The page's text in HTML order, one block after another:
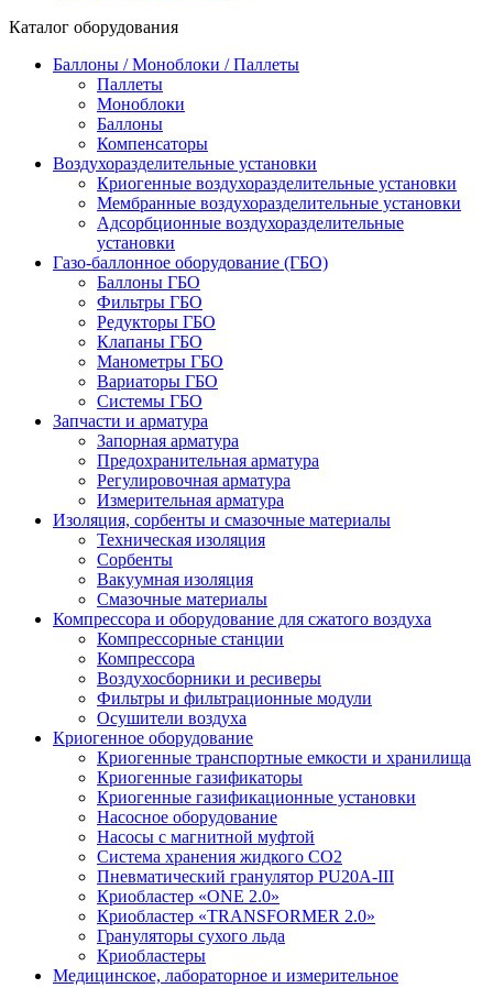
Каталог оборудования
Баллоны / Моноблоки / Паллеты
Паллеты
Моноблоки
Баллоны
Компенсаторы
Воздухоразделительные установки
Криогенные воздухоразделительные установки
Мембранные воздухоразделительные установки
Адсорбционные воздухоразделительные
установки
Газо-баллонное оборудование (ГБО)
Баллоны ГБО
Фильтры ГБО
Редукторы ГБО
Клапаны ГБО
Манометры ГБО
Вариаторы ГБО
Системы ГБО
Запчасти и арматура
Запорная арматура
Предохранительная арматура
Регулировочная арматура
Измерительная арматура
Изоляция, сорбенты и смазочные материалы
Техническая изоляция
Сорбенты
Вакуумная изоляция
Смазочные материалы
Компрессора и оборудование для сжатого воздуха
Компрессорные станции
Компрессора
Воздухосборники и ресиверы
Фильтры и фильтрационные модули
Осушители воздуха
Криогенное оборудование
Криогенные транспортные емкости и хранилища
Криогенные газификаторы
Криогенные газификационные установки
Насосное оборудование
Насосы с магнитной муфтой
Система хранения жидкого CO2
Пневматический гранулятор PU20A-III
Криобластер «ONE 2.0»
Криобластер «TRANSFORMER 2.0»
Грануляторы сухого льда
Криобластеры
Медицинское, лабораторное и измерительное